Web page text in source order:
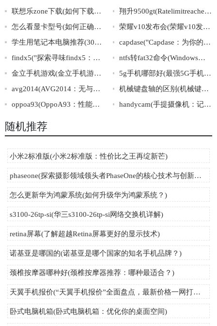
联想乐zone下载(如何下载联想乐zone？)
翔升9500gt(Ratelimitreachedfordefault-gpt-3.5-turboinorganizationorg-kQtPz8nxKcCoG
怎么看显卡型号(如何正确识别显卡型号)
荣耀v10发布会(荣耀v10发布会：全面解读荣耀新旗舰)
学生用笔记本电脑推荐(30个汉字标题推荐：优质笔记本电脑推荐，满足学生学习和娱乐需要！)
capdase("Capdase：为你的智能设备提供完美保护和便捷体验")
findx5("探索寻味findx5：解密其隐藏的科技与艺术精髓")
ntfs转fat32命令(Windows系统下NTFS转FAT32的实用命令)
金立手机游戏(金立手机游戏大放异彩：畅玩海量精品游戏，体验顶尖硬件带来的超凡流畅！)
5g手机哪部好(最强5G手机推荐，助你找到性价比最高的好机型)
avg2014(AVG2014：无与伦比的电脑安全保障)
机械键盘轴的区别(机械键盘轴的特点解析)
oppoa93(OppoA93：性能强悍，拍照出色，外观为王的手机新贵)
handycam(手提摄像机：记录生活点滴的好帮手)
随机推荐
小米2标准版(小米2标准版：性价比之王再绽新芒)
phaseone(探索摄影领域领头者PhaseOne的核心技术与创新发展)
怎么更新华为鸿蒙系统(如何升级华为鸿蒙系统？)
s3100-26tp-si(华三s3100-26tp-si网络交换机详解)
retina屏幕(了解超越Retina屏幕更好的显示技术)
诺基亚是哪国的(诺基亚是哪个国家的知名手机品牌？)
颈椎按摩器哪种好(颈椎按摩器推荐：哪种最适合？)
天翼手机报价(“天翼手机报价”全面盘点，最新价格一网打尽！)
卧式电脑机箱(卧式电脑机箱：优化你的桌面空间)